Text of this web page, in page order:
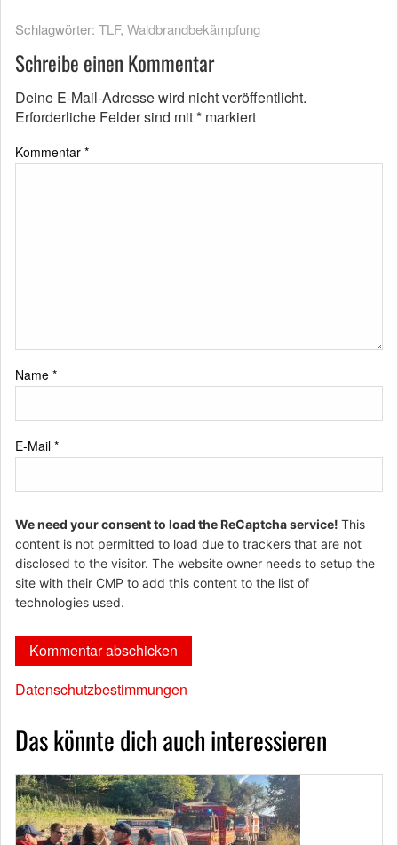
Schlagwörter: TLF, Waldbrandbekämpfung
Schreibe einen Kommentar
Deine E-Mail-Adresse wird nicht veröffentlicht.
Erforderliche Felder sind mit* markiert
Kommentar *
Name *
E-Mail *
We need your consent to load the ReCaptcha service! This
content is not permitted to load due to trackers that are not
disclosed to the visitor. The website owner needs to setup the
site with their CMP to add this content to the list of
technologies used.
Datenschutzbestimmungen
Das könnte dich auch interessieren